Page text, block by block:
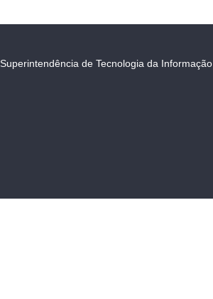
Superintendência de Tecnologia da Informação